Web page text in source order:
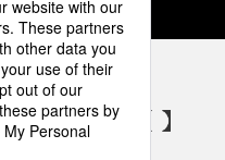
SNSアカウント